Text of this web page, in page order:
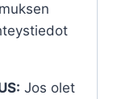
Jos olet